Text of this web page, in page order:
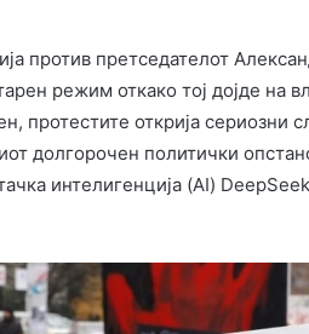
против претседателот
режим откако тој дојде на
протестите открија сериозни
долгорочен политички
интелигенција (AI)